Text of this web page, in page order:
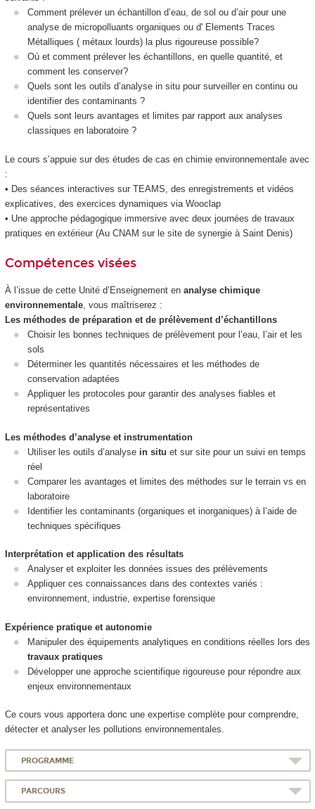
Comment prélever un échantillon d’eau, de sol ou d’air pour une
analyse de micropolluants organiques ou d' Elements Traces
Métalliques ( métaux lourds) la plus rigoureuse possible?
Où et comment prélever les échantillons, en quelle quantité, et
comment les conserver?
Quels sont les outils d’analyse in situ pour surveiller en continu ou
identifier des contaminants ?
Quels sont leurs avantages et limites par rapport aux analyses
classiques en laboratoire ?
Le cours s’appuie sur des études de cas en chimie environnementale avec
:
• Des séances interactives sur TEAMS, des enregistrements et vidéos
explicatives, des exercices dynamiques via Wooclap
• Une approche pédagogique immersive avec deux journées de travaux
pratiques en extérieur (Au CNAM sur le site de synergie à Saint Denis)
Compétences visées
À l’issue de cette Unité d’Enseignement en analyse chimique
environnementale, vous maîtriserez :
Les méthodes de préparation et de prélèvement d’échantillons
Choisir les bonnes techniques de prélèvement pour l’eau, l’air et les
sols
Déterminer les quantités nécessaires et les méthodes de
conservation adaptées
Appliquer les protocoles pour garantir des analyses fiables et
représentatives
Les méthodes d’analyse et instrumentation
Utiliser les outils d’analyse in situ et sur site pour un suivi en temps
réel
Comparer les avantages et limites des méthodes sur le terrain vs en
laboratoire
Identifier les contaminants (organiques et inorganiques) à l’aide de
techniques spécifiques
Interprétation et application des résultats
Analyser et exploiter les données issues des prélèvements
Appliquer ces connaissances dans des contextes variés :
environnement, industrie, expertise forensique
Expérience pratique et autonomie
Manipuler des équipements analytiques en conditions réelles lors des
travaux pratiques
Développer une approche scientifique rigoureuse pour répondre aux
enjeux environnementaux
Ce cours vous apportera donc une expertise complète pour comprendre,
détecter et analyser les pollutions environnementales.
PROGRAMME
PARCOURS